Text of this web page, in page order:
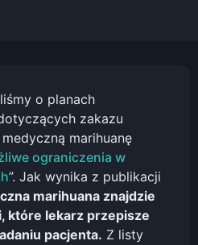
o planach
zakazu
marihuanę
ograniczenia w
”. Jak wynika z publikacji
marihuana znajdzie
które lekarz przepisze
pacjenta. Z listy